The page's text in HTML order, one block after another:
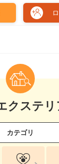
クステリ
カテゴリ